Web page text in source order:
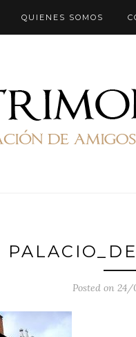
QUIENES SOMOS
Posted on 24/